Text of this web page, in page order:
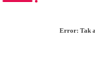
Error: Tak